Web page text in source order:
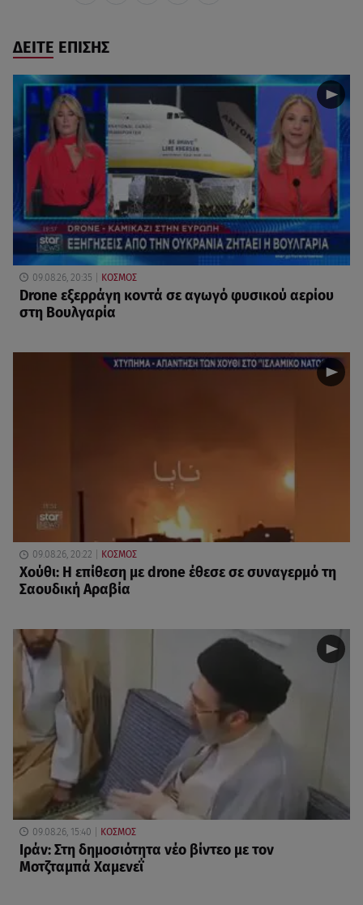
ΔΕΙΤΕ ΕΠΙΣΗΣ
09.08.26, 20:35 ΚΟΣΜΟΣ
Drone εξερράγη κοντά σε αγωγό φυσικού αερίου
στη Βουλγαρία
09.08.26, 20:22 ΚΟΣΜΟΣ
Χούθι: Η επίθεση με drone έθεσε σε συναγερμό τη
Σαουδική Αραβία
09.08.26, 15:40 ΚΟΣΜΟΣ
Ιράν: Στη δημοσιότητα νέο βίντεο με τον
Μοτζταμπά Χαμενεΐ